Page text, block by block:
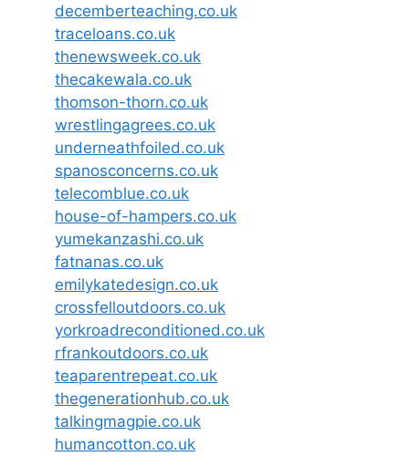
decemberteaching.co.uk
traceloans.co.uk
thenewsweek.co.uk
thecakewala.co.uk
thomson-thorn.co.uk
wrestlingagrees.co.uk
underneathfoiled.co.uk
spanosconcerns.co.uk
telecomblue.co.uk
house-of-hampers.co.uk
yumekanzashi.co.uk
fatnanas.co.uk
emilykatedesign.co.uk
crossfelloutdoors.co.uk
yorkroadreconditioned.co.uk
rfrankoutdoors.co.uk
teaparentrepeat.co.uk
thegenerationhub.co.uk
talkingmagpie.co.uk
humancotton.co.uk